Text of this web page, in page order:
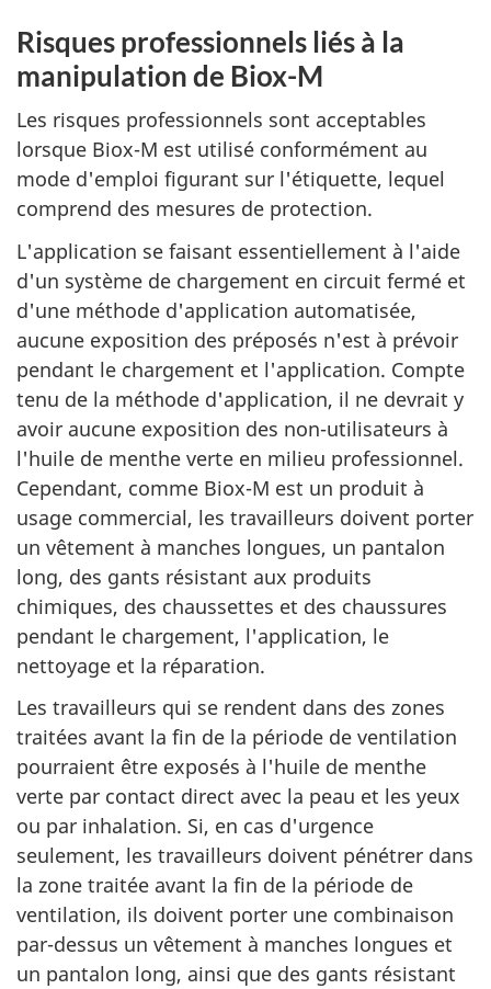
Risques professionnels liés à la
manipulation de Biox-M
Les risques professionnels sont acceptables
lorsque Biox-M est utilisé conformément au
mode d'emploi figurant sur l'étiquette, lequel
comprend des mesures de protection.
L'application se faisant essentiellement à l'aide
d'un système de chargement en circuit fermé et
d'une méthode d'application automatisée,
aucune exposition des préposés n'est à prévoir
pendant le chargement et l'application. Compte
tenu de la méthode d'application, il ne devrait y
avoir aucune exposition des non-utilisateurs à
l'huile de menthe verte en milieu professionnel.
Cependant, comme Biox-M est un produit à
usage commercial, les travailleurs doivent porter
un vêtement à manches longues, un pantalon
long, des gants résistant aux produits
chimiques, des chaussettes et des chaussures
pendant le chargement, l'application, le
nettoyage et la réparation.
Les travailleurs qui se rendent dans des zones
traitées avant la fin de la période de ventilation
pourraient être exposés à l'huile de menthe
verte par contact direct avec la peau et les yeux
ou par inhalation. Si, en cas d'urgence
seulement, les travailleurs doivent pénétrer dans
la zone traitée avant la fin de la période de
ventilation, ils doivent porter une combinaison
par-dessus un vêtement à manches longues et
un pantalon long, ainsi que des gants résistant